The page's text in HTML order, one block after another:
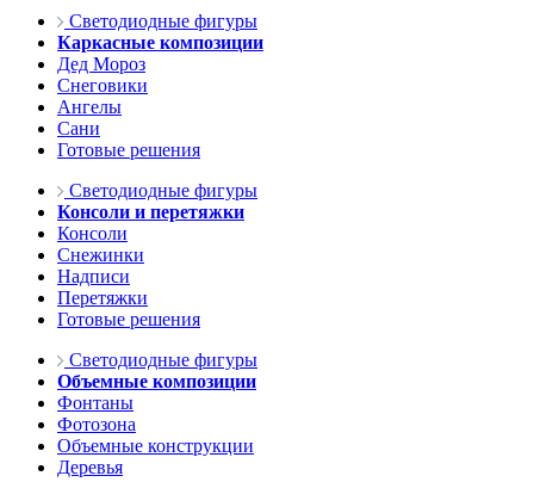
Светодиодные фигуры
Каркасные композиции
Дед Мороз
Снеговики
Ангелы
Сани
Готовые решения
Светодиодные фигуры
Консоли и перетяжки
Консоли
Снежинки
Надписи
Перетяжки
Готовые решения
Светодиодные фигуры
Объемные композиции
Фонтаны
Фотозона
Объемные конструкции
Деревья